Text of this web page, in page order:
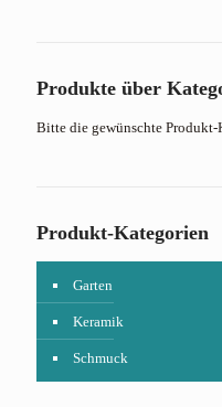
Produkte über
Bitte die gewünschte
Produkt-Kategorien
Garten
Keramik
Schmuck